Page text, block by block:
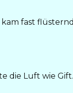
fast
die Luft wie Gift.